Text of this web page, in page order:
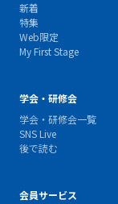
新着
特集
Web限定
My First Stage
学会・研修会
学会・研修会一覧
SNS Live
後で読む
会員サービス